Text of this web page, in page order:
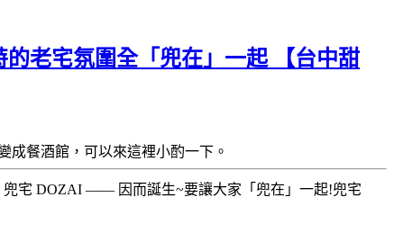
老宅氛圍全「兜在」一起 【台中甜
成餐酒館，可以來這裡小酌一下。
宅 DOZAI —— 因而誕生~要讓大家「兜在」一起!兜宅